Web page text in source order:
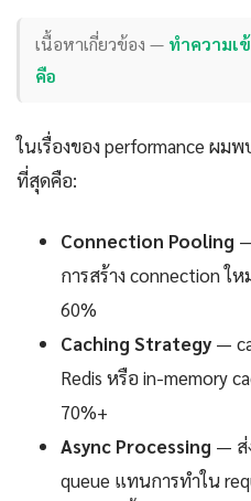
เนื้อหาเกี่ยวข้อง — ทำความเ
คือ
ในเรื่องของ performance ผม
ที่สุดคือ:
Connection Pooling
การสร้าง connection ใ
60%
Caching Strategy —
Redis หรือ in-memory
70%+
Async Processing — ส่
queue แทนการทำใน